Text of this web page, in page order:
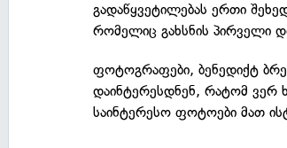
გადაწყვეტილებას ერთი
რომელიც გახსნის პირველი
ფოტოგრაფები, ბენედიქტ
დაინტერესდნენ, რატომ ვერ
საინტერესო ფოტოები მათ